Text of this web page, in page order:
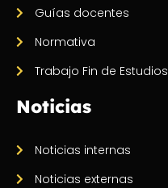
Guías docentes
Normativa
Trabajo Fin de Estudios
Noticias
Noticias internas
Noticias externas